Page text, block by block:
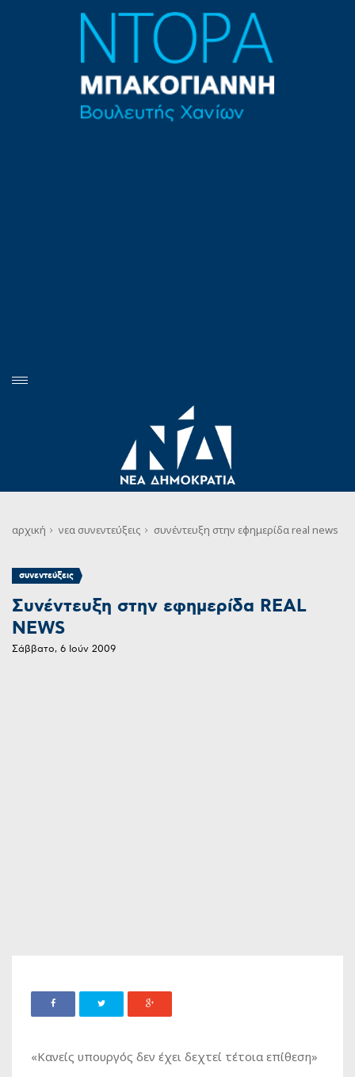
αρχική νεα συνεντεύξεις συνέντευξη στην εφημερίδα real news
συνεντεύξεις
Συνέντευξη στην εφημερίδα REAL
NEWS
Σάββατο, 6 Ιούν 2009
«Κανείς υπουργός δεν έχει δεχτεί τέτοια επίθεση»